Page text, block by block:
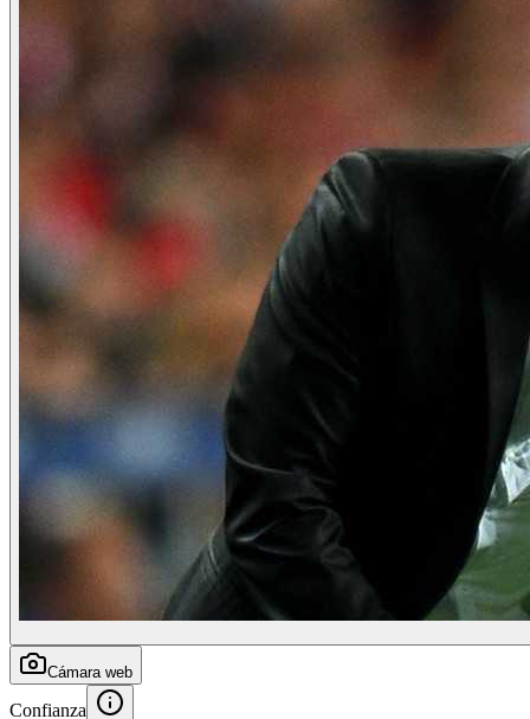
Cámara web
Confianza